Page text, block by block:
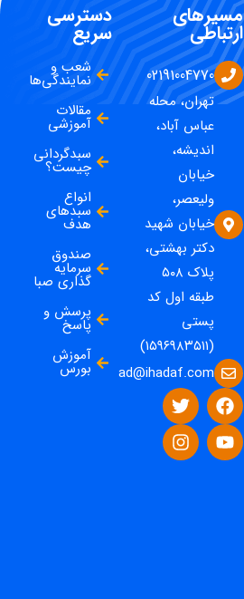
مسیرهای
ارتباطی
02191004770
تهران، محله
عباس آباد،
اندیشه،
خیابان
ولیعصر،
خیابان شهید
دکتر بهشتی،
پلاک ۵۰۸
طبقه اول کد
پستی
(۱۵۹۶۹۸۳۵۱۱)
ad@ihadaf.com
دسترسی
سریع
شعب و
نمایندگی‌ها
مقالات
آموزشی
سبدگردانی
چیست؟
انواع
سبدهای
هدف
صندوق
سرمایه
گذاری صبا
پرسش و
پاسخ
آموزش
بورس